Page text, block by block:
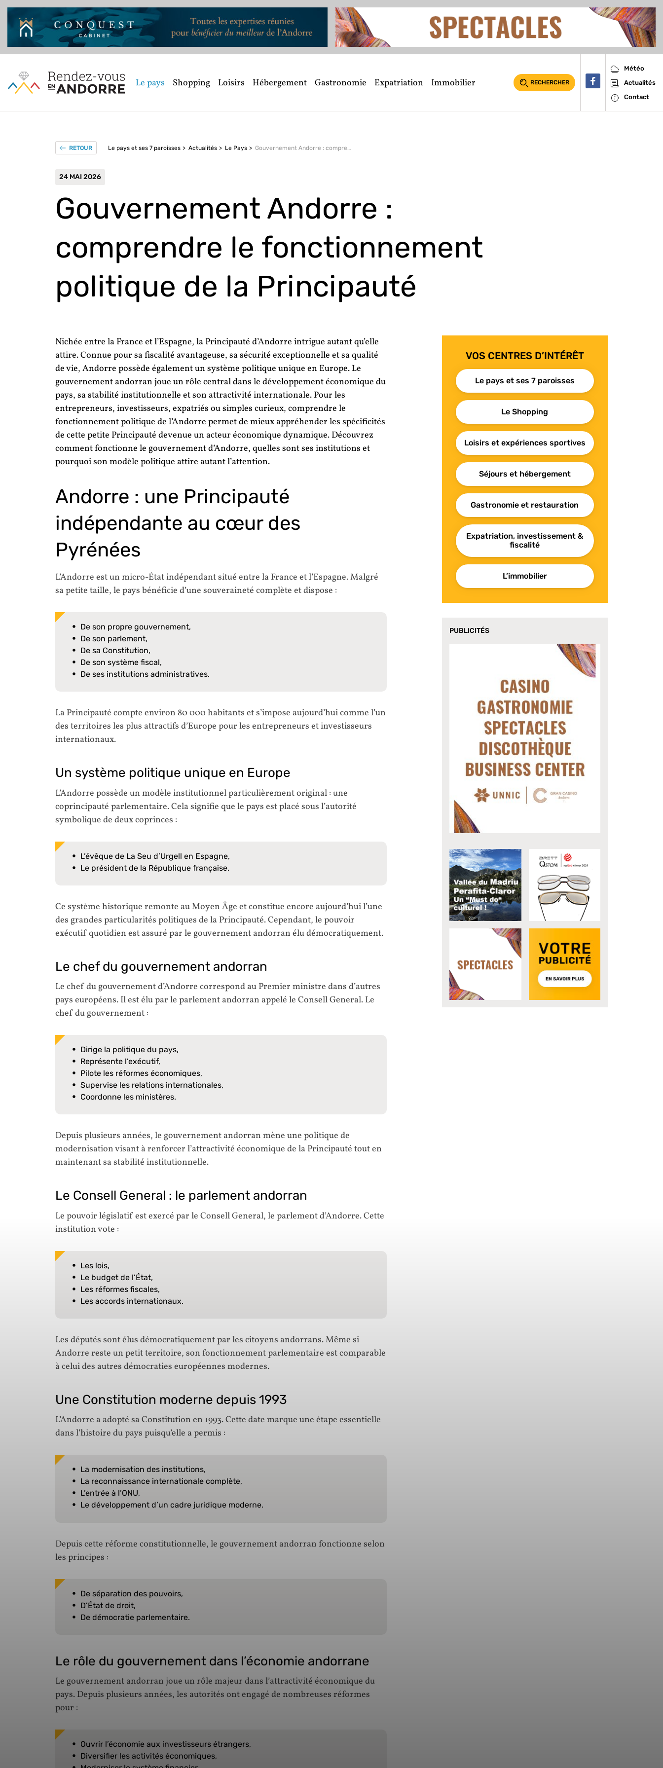
Le pays Shopping Loisirs Hébergement Gastronomie Expatriation Immobilier RECHERCHER
Météo
Actualités
Contact
RETOUR Le pays et ses 7 paroisses Actualités Le Pays Gouvernement Andorre : comprendre le fonctionnement politique de la Principauté
24 MAI 2026
Gouvernement Andorre :
comprendre le fonctionnement
politique de la Principauté
Nichée entre la France et l’Espagne, la Principauté d’Andorre intrigue autant qu’elle
attire. Connue pour sa fiscalité avantageuse, sa sécurité exceptionnelle et sa qualité
de vie, Andorre possède également un système politique unique en Europe. Le
gouvernement andorran joue un rôle central dans le développement économique du
pays, sa stabilité institutionnelle et son attractivité internationale. Pour les
entrepreneurs, investisseurs, expatriés ou simples curieux, comprendre le
fonctionnement politique de l’Andorre permet de mieux appréhender les spécificités
de cette petite Principauté devenue un acteur économique dynamique. Découvrez
comment fonctionne le gouvernement d’Andorre, quelles sont ses institutions et
pourquoi son modèle politique attire autant l’attention.
Andorre : une Principauté
indépendante au cœur des
Pyrénées
L’Andorre est un micro-État indépendant situé entre la France et l’Espagne. Malgré
sa petite taille, le pays bénéficie d’une souveraineté complète et dispose :
De son propre gouvernement,
De son parlement,
De sa Constitution,
De son système fiscal,
De ses institutions administratives.
La Principauté compte environ 80 000 habitants et s’impose aujourd’hui comme l’un
des territoires les plus attractifs d’Europe pour les entrepreneurs et investisseurs
internationaux.
Un système politique unique en Europe
L’Andorre possède un modèle institutionnel particulièrement original : une
coprincipauté parlementaire. Cela signifie que le pays est placé sous l’autorité
symbolique de deux coprinces :
L’évêque de La Seu d’Urgell en Espagne,
Le président de la République française.
Ce système historique remonte au Moyen Âge et constitue encore aujourd’hui l’une
des grandes particularités politiques de la Principauté. Cependant, le pouvoir
exécutif quotidien est assuré par le gouvernement andorran élu démocratiquement.
Le chef du gouvernement andorran
Le chef du gouvernement d’Andorre correspond au Premier ministre dans d’autres
pays européens. Il est élu par le parlement andorran appelé le Consell General. Le
chef du gouvernement :
Dirige la politique du pays,
Représente l’exécutif,
Pilote les réformes économiques,
Supervise les relations internationales,
Coordonne les ministères.
Depuis plusieurs années, le gouvernement andorran mène une politique de
modernisation visant à renforcer l’attractivité économique de la Principauté tout en
maintenant sa stabilité institutionnelle.
Le Consell General : le parlement andorran
Le pouvoir législatif est exercé par le Consell General, le parlement d’Andorre. Cette
institution vote :
Les lois,
Le budget de l’État,
Les réformes fiscales,
Les accords internationaux.
Les députés sont élus démocratiquement par les citoyens andorrans. Même si
Andorre reste un petit territoire, son fonctionnement parlementaire est comparable
à celui des autres démocraties européennes modernes.
Une Constitution moderne depuis 1993
L’Andorre a adopté sa Constitution en 1993. Cette date marque une étape essentielle
dans l’histoire du pays puisqu’elle a permis :
La modernisation des institutions,
La reconnaissance internationale complète,
L’entrée à l’ONU,
Le développement d’un cadre juridique moderne.
Depuis cette réforme constitutionnelle, le gouvernement andorran fonctionne selon
les principes :
De séparation des pouvoirs,
D’État de droit,
De démocratie parlementaire.
Le rôle du gouvernement dans l’économie andorrane
Le gouvernement andorran joue un rôle majeur dans l’attractivité économique du
pays. Depuis plusieurs années, les autorités ont engagé de nombreuses réformes
pour :
Ouvrir l’économie aux investisseurs étrangers,
Diversifier les activités économiques,
VOS CENTRES D’INTÉRÊT
Le pays et ses 7 paroisses
Le Shopping
Loisirs et expériences sportives
Séjours et hébergement
Gastronomie et restauration
Expatriation, investissement &
fiscalité
L’immobilier
PUBLICITÉS